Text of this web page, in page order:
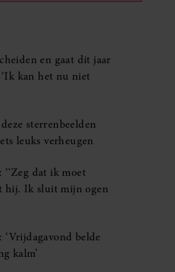
en gaat dit jaar
kan het nu niet
sterrenbeelden
leuks verheugen
dat ik moet
hij. Ik sluit mijn ogen
belde
kalm’